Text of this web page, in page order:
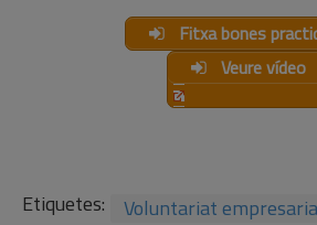
Fitxa bones
Veure vídeo
Etiquetes: Voluntariat